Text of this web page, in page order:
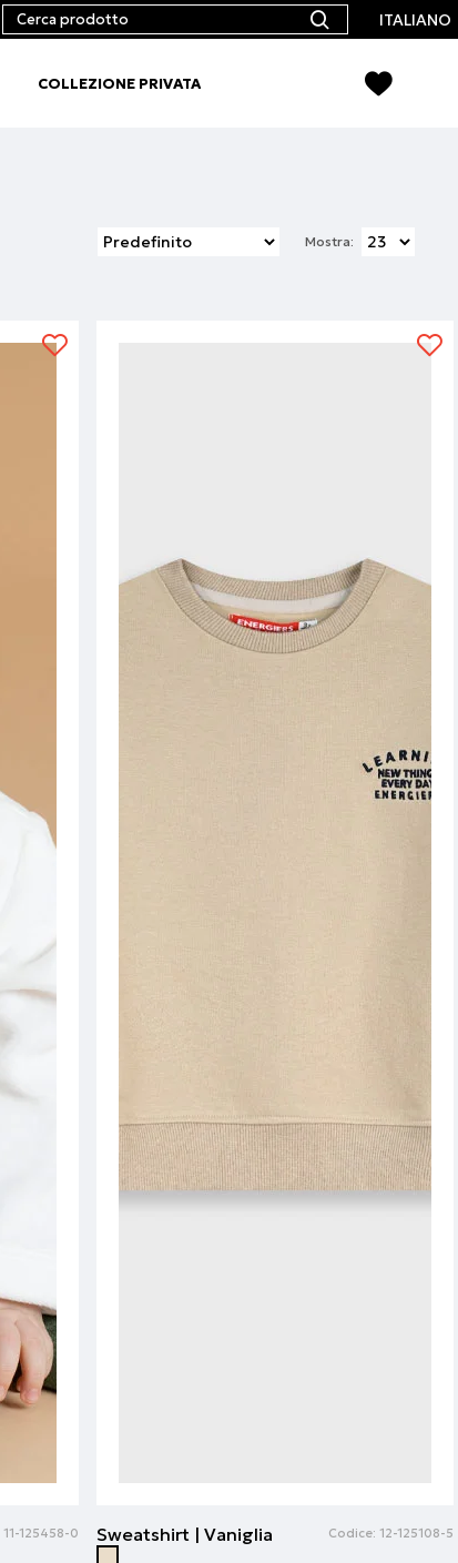
ITALIANO
COLLEZIONE PRIVATA
Mostra:
11-125458-0 Sweatshirt | Vaniglia Codice: 12-125108-5